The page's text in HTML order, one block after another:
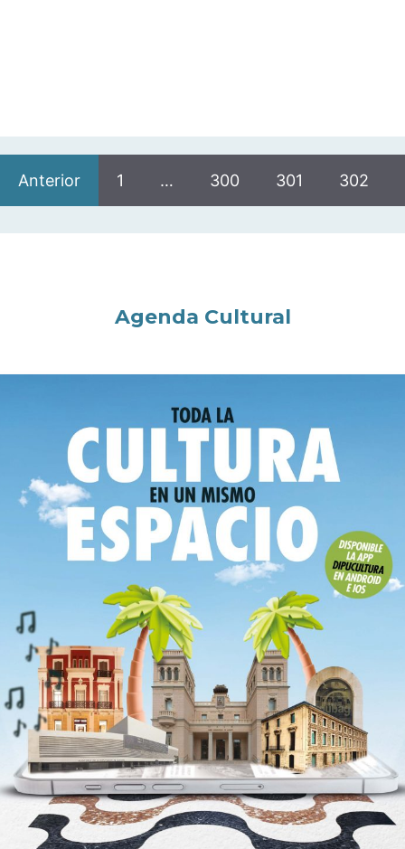
Anterior 1 … 300 301 302
Agenda Cultural